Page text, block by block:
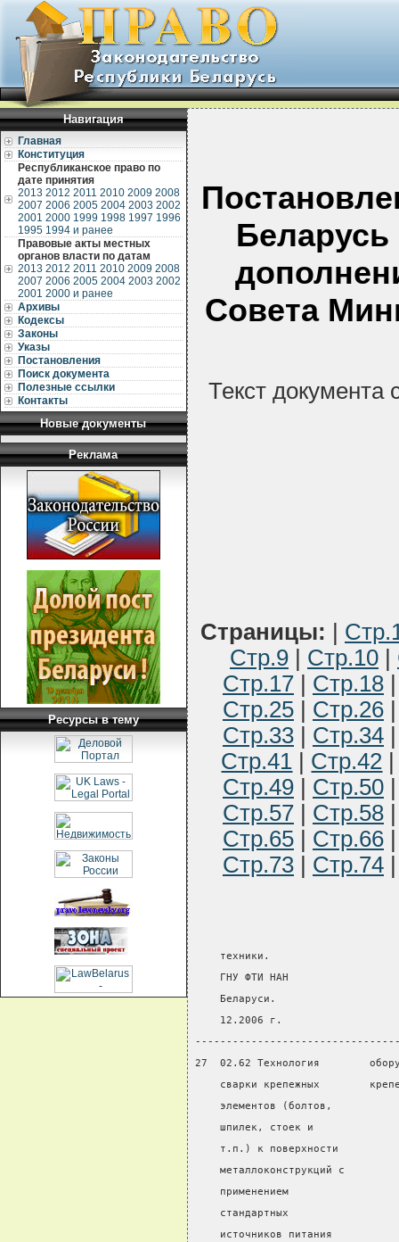
Навигация
Главная
Конституция
Республиканское право по
дате принятия
2013 2012 2011 2010 2009 2008
2007 2006 2005 2004 2003 2002
2001 2000 1999 1998 1997 1996
1995 1994 и ранее
Правовые акты местных
органов власти по датам
2013 2012 2011 2010 2009 2008
2007 2006 2005 2004 2003 2002
2001 2000 и ранее
Архивы
Кодексы
Законы
Указы
Постановления
Поиск документа
Полезные ссылки
Контакты
Новые документы
Реклама
Ресурсы в тему
Беларусь
Совета
Текст
Страницы:
Стр.9
Стр.10
Стр.17
Стр.18
Стр.25
Стр.26
Стр.33
Стр.34
Стр.41
Стр.42
Стр.49
Стр.50
Стр.57
Стр.58
Стр.65
Стр.66
Стр.73
Стр.74
    техники.
    ГНУ ФТИ НАН
    Беларуси.
    12.2006 г.
27  02.62 Технология
сварки крепежных
    элементов (болтов,
    шпилек, стоек и
    т.п.) к поверхности
    металлоконструкций с
    применением
    стандартных
    источников питания